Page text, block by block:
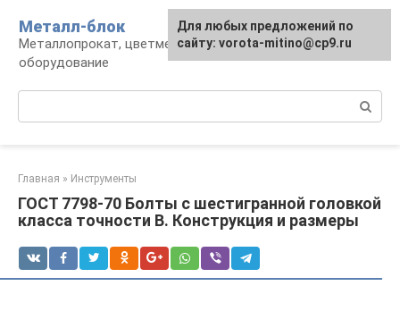
контенту
Металл-блок
Металлопрокат, цветмет, обработка и
оборудование
Главная » Инструменты
ГОСТ 7798-70 Болты с шестигранной головкой
класса точности В. Конструкция и размеры
Для любых предложений по
сайту: vorota-mitino@cp9.ru